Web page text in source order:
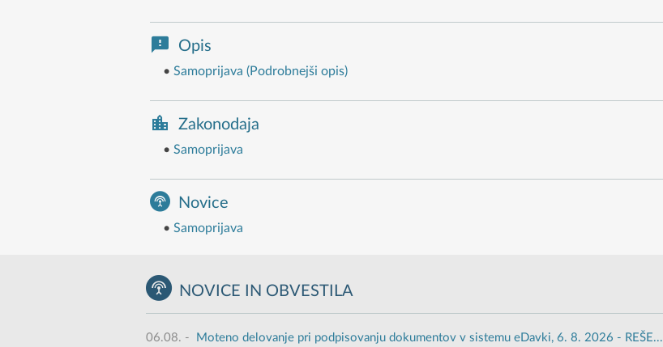
Opis
• Samoprijava (Podrobnejši opis)
Zakonodaja
• Samoprijava
Novice
• Samoprijava
NOVICE IN OBVESTILA
06.08. - Moteno delovanje pri podpisovanju dokumentov v sistemu eDavki, 6. 8. 2026 - REŠE...